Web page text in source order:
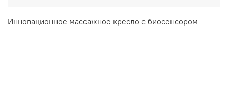
Инновационное массажное кресло с биосенсором